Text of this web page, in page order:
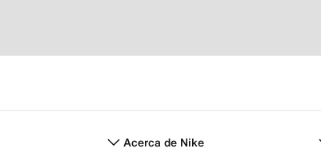
Acerca de Nike